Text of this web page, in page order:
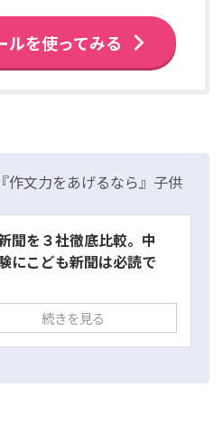
ルを使ってみる
作文力をあげるなら』子供
聞を３社徹底比較。中
にこども新聞は必読で
続きを見る